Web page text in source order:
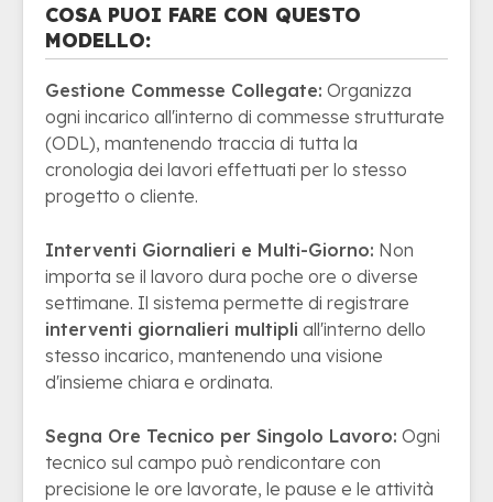
COSA PUOI FARE CON QUESTO
MODELLO:
Gestione Commesse Collegate: Organizza
ogni incarico all'interno di commesse strutturate
(ODL), mantenendo traccia di tutta la
cronologia dei lavori effettuati per lo stesso
progetto o cliente.
Interventi Giornalieri e Multi-Giorno: Non
importa se il lavoro dura poche ore o diverse
settimane. Il sistema permette di registrare
interventi giornalieri multipli all'interno dello
stesso incarico, mantenendo una visione
d'insieme chiara e ordinata.
Segna Ore Tecnico per Singolo Lavoro: Ogni
tecnico sul campo può rendicontare con
precisione le ore lavorate, le pause e le attività